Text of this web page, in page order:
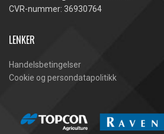
CVR-nummer: 36930764
LENKER
Handelsbetingelser
Cookie og persondatapolitikk